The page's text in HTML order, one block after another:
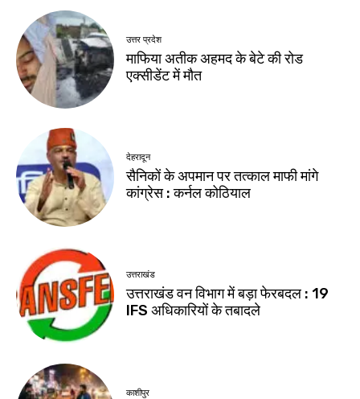
उत्तर प्रदेश
माफिया अतीक अहमद के बेटे की रोड
एक्सीडेंट में मौत
देहरादून
सैनिकों के अपमान पर तत्काल माफी मांगे
कांग्रेस : कर्नल कोठियाल
उत्तराखंड
उत्तराखंड वन विभाग में बड़ा फेरबदल : 19
IFS अधिकारियों के तबादले
काशीपुर